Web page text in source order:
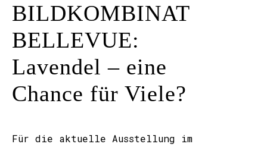
BILDKOMBINAT
BELLEVUE:
Lavendel – eine
Chance für Viele?
Für die aktuelle Ausstellung im